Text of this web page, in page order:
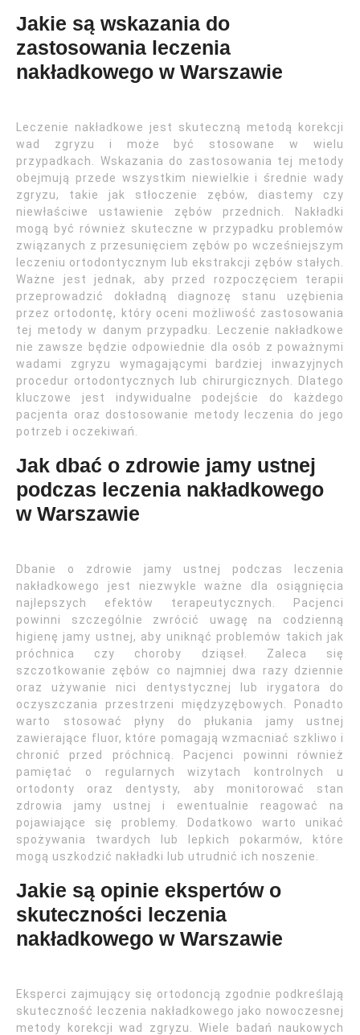
Jakie są wskazania do
zastosowania leczenia
nakładkowego w Warszawie
Leczenie nakładkowe jest skuteczną metodą korekcji
wad zgryzu i może być stosowane w wielu
przypadkach. Wskazania do zastosowania tej metody
obejmują przede wszystkim niewielkie i średnie wady
zgryzu, takie jak stłoczenie zębów, diastemy czy
niewłaściwe ustawienie zębów przednich. Nakładki
mogą być również skuteczne w przypadku problemów
związanych z przesunięciem zębów po wcześniejszym
leczeniu ortodontycznym lub ekstrakcji zębów stałych.
Ważne jest jednak, aby przed rozpoczęciem terapii
przeprowadzić dokładną diagnozę stanu uzębienia
przez ortodontę, który oceni możliwość zastosowania
tej metody w danym przypadku. Leczenie nakładkowe
nie zawsze będzie odpowiednie dla osób z poważnymi
wadami zgryzu wymagającymi bardziej inwazyjnych
procedur ortodontycznych lub chirurgicznych. Dlatego
kluczowe jest indywidualne podejście do każdego
pacjenta oraz dostosowanie metody leczenia do jego
potrzeb i oczekiwań.
Jak dbać o zdrowie jamy ustnej
podczas leczenia nakładkowego
w Warszawie
Dbanie o zdrowie jamy ustnej podczas leczenia
nakładkowego jest niezwykle ważne dla osiągnięcia
najlepszych efektów terapeutycznych. Pacjenci
powinni szczególnie zwrócić uwagę na codzienną
higienę jamy ustnej, aby uniknąć problemów takich jak
próchnica czy choroby dziąseł. Zaleca się
szczotkowanie zębów co najmniej dwa razy dziennie
oraz używanie nici dentystycznej lub irygatora do
oczyszczania przestrzeni międzyzębowych. Ponadto
warto stosować płyny do płukania jamy ustnej
zawierające fluor, które pomagają wzmacniać szkliwo i
chronić przed próchnicą. Pacjenci powinni również
pamiętać o regularnych wizytach kontrolnych u
ortodonty oraz dentysty, aby monitorować stan
zdrowia jamy ustnej i ewentualnie reagować na
pojawiające się problemy. Dodatkowo warto unikać
spożywania twardych lub lepkich pokarmów, które
mogą uszkodzić nakładki lub utrudnić ich noszenie.
Jakie są opinie ekspertów o
skuteczności leczenia
nakładkowego w Warszawie
Eksperci zajmujący się ortodoncją zgodnie podkreślają
skuteczność leczenia nakładkowego jako nowoczesnej
metody korekcji wad zgryzu. Wiele badań naukowych